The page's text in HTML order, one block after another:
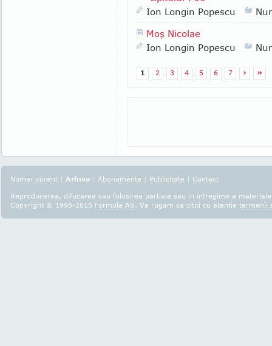
Ion Longin Popescu
Moş Nicolae
Ion Longin Popescu
1 2 3 4 5 6 7 › »
Numar curent | Arhiva | Abonamente | Publicitate | Contact
Reproducerea, difuzarea sau folosirea partiala sau in intregime a
Copyright © 1998-2015 Formula AS. Va rugam sa cititi cu atentie termenii